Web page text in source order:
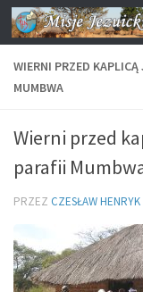
Przejdź do treści
WIERNI PRZED
MUMBWA
Wierni przed
parafii
PRZEZ CZESŁAW HENRYK